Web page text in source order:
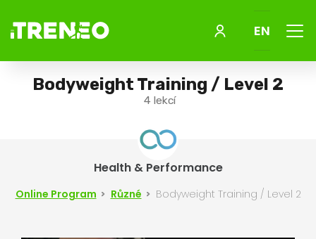
EN Menu
Bodyweight Training / Level 2
4 lekcí
Health & Performance
Online Program Různé Bodyweight Training / Level 2